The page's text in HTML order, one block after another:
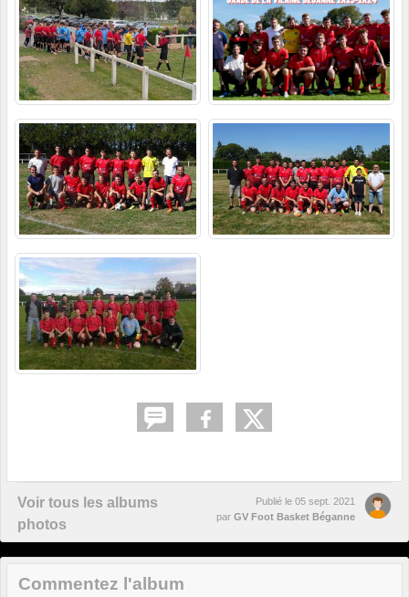
Voir tous les albums
photos
Publié le 05 sept. 2021
par GV Foot Basket Béganne
Commentez l'album